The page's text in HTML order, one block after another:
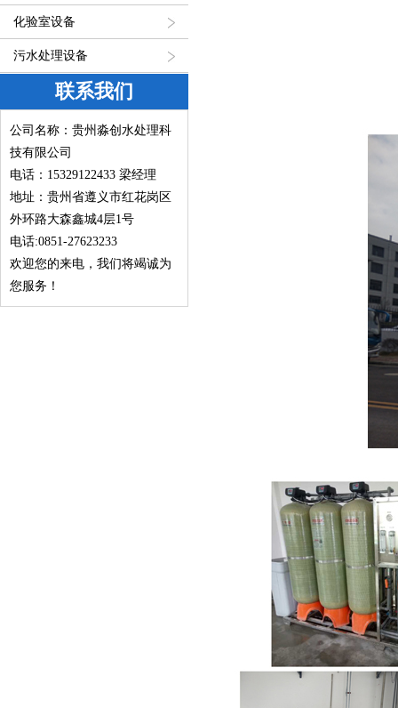
化验室设备
污水处理设备
联系我们
公司名称：贵州淼创水处理科
技有限公司
电话：15329122433 梁经理
地址：贵州省遵义市红花岗区
外环路大森鑫城4层1号
电话:0851-27623233
欢迎您的来电，我们将竭诚为
您服务！